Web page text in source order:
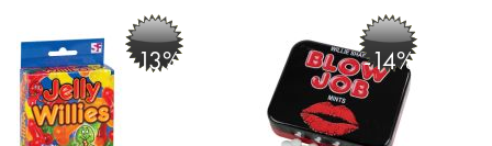
ÖNSKELISTAN
JÄMFÖR
ÖNSKELISTAN
JÄMFÖR
-13% -14%